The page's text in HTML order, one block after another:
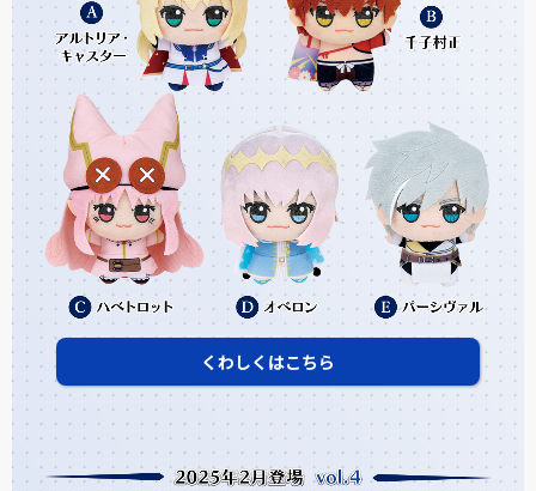
くわしくはこちら